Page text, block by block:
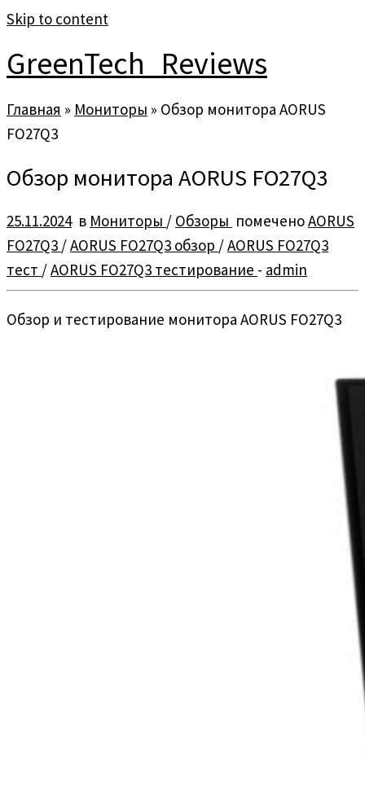
Skip to content
GreenTech_Reviews
Главная » Мониторы » Обзор монитора AORUS
FO27Q3
Обзор монитора AORUS FO27Q3
25.11.2024в Мониторы / Обзоры помеченоAORUS
FO27Q3 /AORUS FO27Q3 обзор /AORUS FO27Q3
тест /AORUS FO27Q3 тестирование - admin
Обзор и тестирование монитора AORUS FO27Q3